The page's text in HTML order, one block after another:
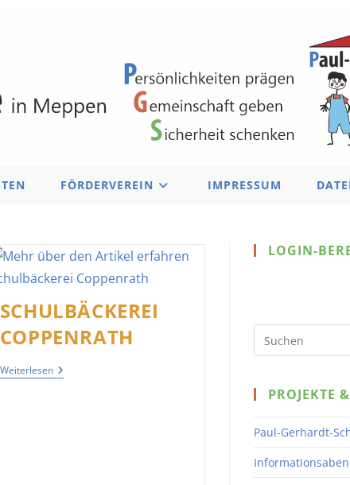
FÖRDERVEREIN IMPRESSUM
SCHULBÄCKEREI
COPPENRATH
WeiterlesenSchulbäckerei
Coppenrath
LOGIN-
PROJEKTE
Paul-Gerhardt-